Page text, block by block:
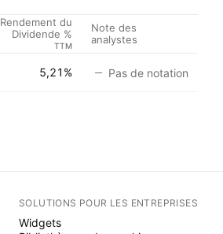
Rendement du
Dividende %
TTM
Note des
analystes
5,21% Pas de notation
SOLUTIONS POUR LES ENTREPRISES
Widgets